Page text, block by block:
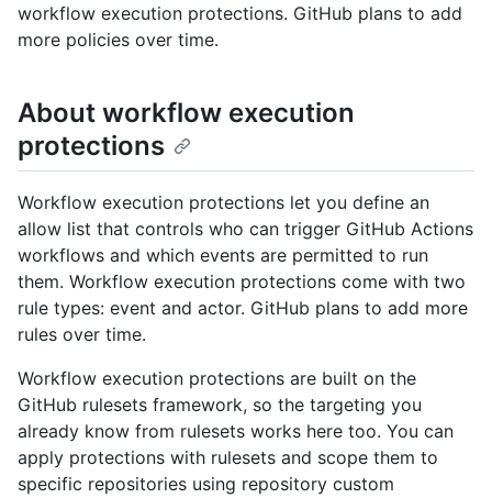
workflow execution protections. GitHub plans to add
more policies over time.
About workflow execution
protections
Workflow execution protections let you define an
allow list that controls who can trigger GitHub Actions
workflows and which events are permitted to run
them. Workflow execution protections come with two
rule types: event and actor. GitHub plans to add more
rules over time.
Workflow execution protections are built on the
GitHub rulesets framework, so the targeting you
already know from rulesets works here too. You can
apply protections with rulesets and scope them to
specific repositories using repository custom